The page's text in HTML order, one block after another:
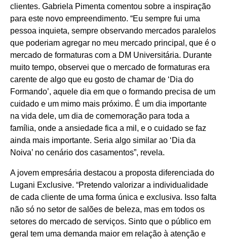
clientes. Gabriela Pimenta comentou sobre a inspiração
para este novo empreendimento. “Eu sempre fui uma
pessoa inquieta, sempre observando mercados paralelos
que poderiam agregar no meu mercado principal, que é o
mercado de formaturas com a DM Universitária. Durante
muito tempo, observei que o mercado de formaturas era
carente de algo que eu gosto de chamar de ‘Dia do
Formando’, aquele dia em que o formando precisa de um
cuidado e um mimo mais próximo. É um dia importante
na vida dele, um dia de comemoração para toda a
família, onde a ansiedade fica a mil, e o cuidado se faz
ainda mais importante. Seria algo similar ao ‘Dia da
Noiva’ no cenário dos casamentos”, revela.
A jovem empresária destacou a proposta diferenciada do
Lugani Exclusive. “Pretendo valorizar a individualidade
de cada cliente de uma forma única e exclusiva. Isso falta
não só no setor de salões de beleza, mas em todos os
setores do mercado de serviços. Sinto que o público em
geral tem uma demanda maior em relação à atenção e